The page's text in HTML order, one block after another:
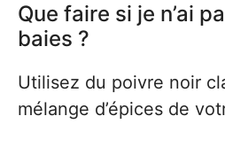
Que faire si je n’ai
baies ?
Utilisez du poivre noir
mélange d’épices de